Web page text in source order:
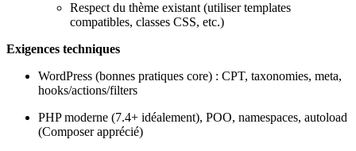
Respect du thème existant (utiliser templates
compatibles, classes CSS, etc.)
Exigences techniques
WordPress (bonnes pratiques core) : CPT, taxonomies, meta,
hooks/actions/filters
PHP moderne (7.4+ idéalement), POO, namespaces, autoload
(Composer apprécié)